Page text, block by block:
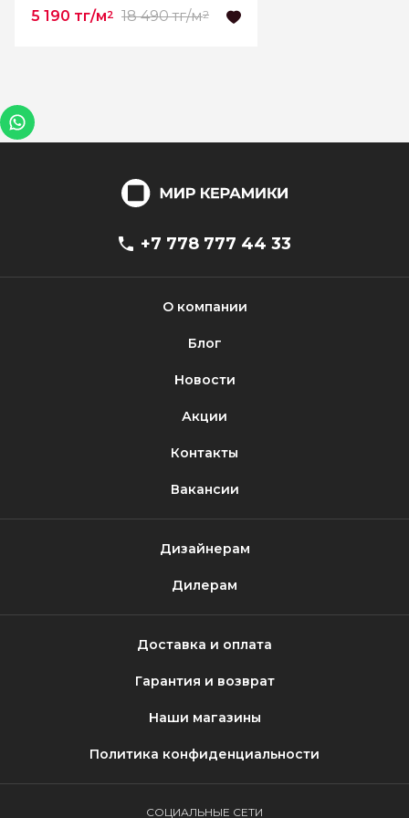
5 190 тг/м2 18 490 тг/м2
+7 778 777 44 33
О компании
Блог
Новости
Акции
Контакты
Вакансии
Дизайнерам
Дилерам
Доставка и оплата
Гарантия и возврат
Наши магазины
Политика конфиденциальности
СОЦИАЛЬНЫЕ СЕТИ